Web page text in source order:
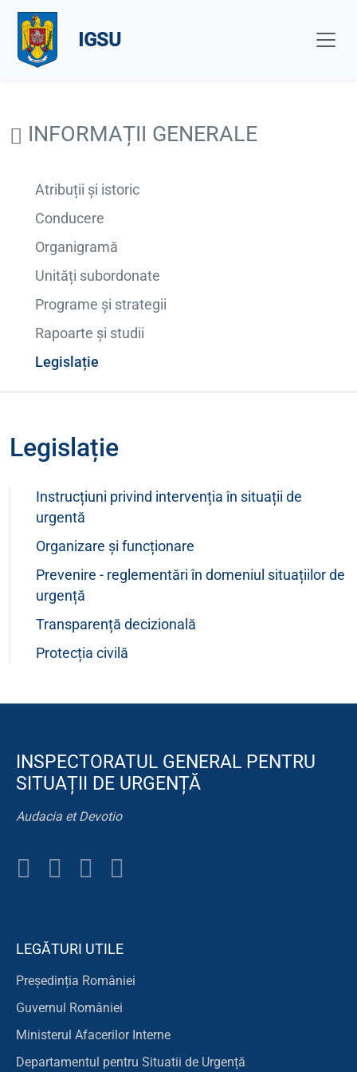
IGSU
INFORMAȚII GENERALE
Atribuții și istoric
Conducere
Organigramă
Unități subordonate
Programe și strategii
Rapoarte și studii
Legislație
Legislație
Instrucțiuni privind intervenția în situații de
urgentă
Organizare și funcționare
Prevenire - reglementări în domeniul situațiilor de
urgență
Transparență decizională
Protecția civilă
INSPECTORATUL GENERAL PENTRU
SITUAȚII DE URGENȚĂ
Audacia et Devotio
LEGĂTURI UTILE
Președinția României
Guvernul României
Ministerul Afacerilor Interne
Departamentul pentru Situatii de Urgență